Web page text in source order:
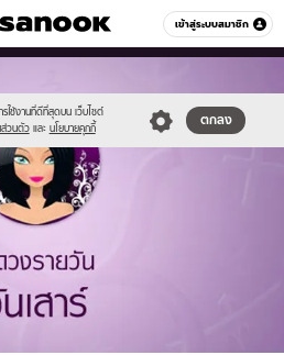
เข้าสู่ระบบสมาชิก
หมวดอื่นๆ
รใช้งานที่ดีที่สุดบน เว็บไซต์
ส่วนตัว และ นโยบายคุกกี้
ตกลง